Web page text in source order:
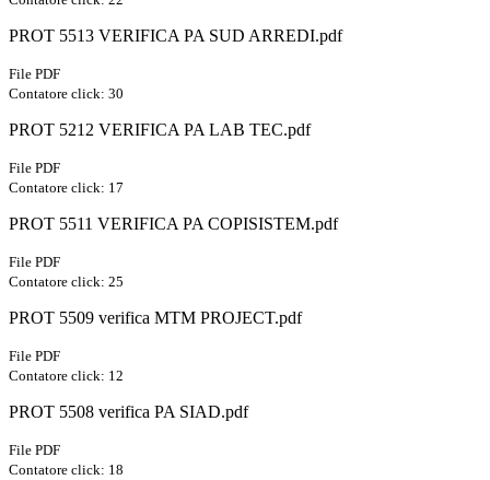
PROT 5513 VERIFICA PA SUD ARREDI.pdf
File PDF
Contatore click: 30
PROT 5212 VERIFICA PA LAB TEC.pdf
File PDF
Contatore click: 17
PROT 5511 VERIFICA PA COPISISTEM.pdf
File PDF
Contatore click: 25
PROT 5509 verifica MTM PROJECT.pdf
File PDF
Contatore click: 12
PROT 5508 verifica PA SIAD.pdf
File PDF
Contatore click: 18